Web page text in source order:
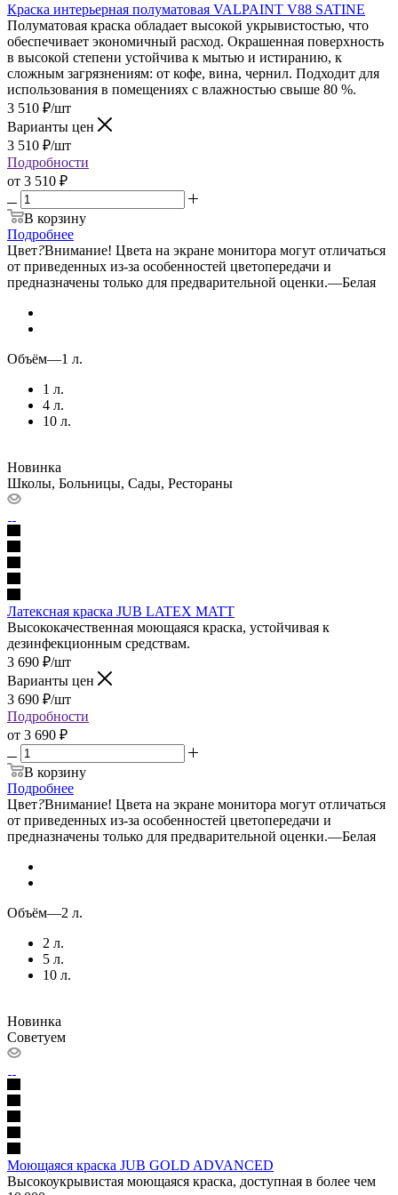
Краска интерьерная полуматовая VALPAINT V88 SATINE
Полуматовая краска обладает высокой укрывистостью, что
обеспечивает экономичный расход. Окрашенная поверхность
в высокой степени устойчива к мытью и истиранию, к
сложным загрязнениям: от кофе, вина, чернил. Подходит для
использования в помещениях с влажностью свыше 80 %.
3 510 ₽/шт
Варианты цен
3 510 ₽/шт
Подробности
от 3 510 ₽
В корзину
Подробнее
Цвет?Внимание! Цвета на экране монитора могут отличаться
от приведенных из-за особенностей цветопередачи и
предназначены только для предварительной оценки.—Белая
Объём—1 л.
1 л.
4 л.
10 л.
Новинка
Школы, Больницы, Сады, Рестораны
Латексная краска JUB LATEX MATT
Высококачественная моющаяся краска, устойчивая к
дезинфекционным средствам.
3 690 ₽/шт
Варианты цен
3 690 ₽/шт
Подробности
от 3 690 ₽
В корзину
Подробнее
Цвет?Внимание! Цвета на экране монитора могут отличаться
от приведенных из-за особенностей цветопередачи и
предназначены только для предварительной оценки.—Белая
Объём—2 л.
2 л.
5 л.
10 л.
Новинка
Советуем
Моющаяся краска JUB GOLD ADVANCED
Высокоукрывистая моющаяся краска, доступная в более чем